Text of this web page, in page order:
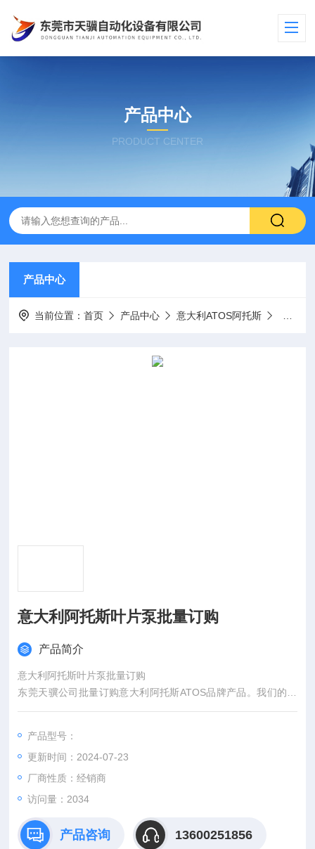
产品中心
PRODUCT CENTER
产品中心
当前位置：首页 产品中心 意大利ATOS阿托斯
意大利阿托斯叶片泵批量订购
产品简介
意大利阿托斯叶片泵批量订购
东莞天骥公司批量订购意大利阿托斯ATOS品牌产品。我们的优
势是：
2.原厂直销，没有中间商赚差价——价格实惠
3.物流，直达——货期稳定
4.供应商多样、全面——与欧洲3000多家供应商建立长期战略合
产品型号：
更新时间：2024-07-23
厂商性质：经销商
访问量：2034
产品咨询 13600251856